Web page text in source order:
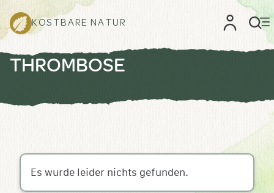
KOSTBARE NATUR
THROMBOSE
Es wurde leider nichts gefunden.